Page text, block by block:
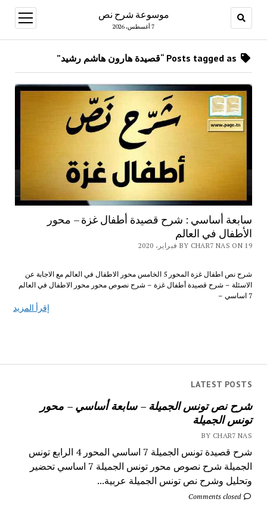
موسوعة شرح نص
7 أغسطس، 2026
open
menu
LATEST POSTS
شرح نص تونس الجميلة – سابعة أساسي – محور
تونس الجميلة
BY CHAR7 NAS
شرح قصيدة تونس الجميلة 7 اساسي المحور 4 الرابع تونس
الجميلة شرح نصوص محور تونس الجميلة 7 اساسي تحضير
وتحليل وشرح نص تونس الجميلة عربية...
Comments closed
سابعة أساسي : شرح قصيدة أطفال غزة – محور
الأطفال في العالم
BY CHAR7 NAS ON 19 فبراير، 2020
شرح نص اطفال غزة المحور 5 الخامس محور الاطفال في العالم مع الاجابة عن
الاسئلة – شرح قصيدة أطفال غزة – شرح نصوص محور محور الاطفال في العالم
7 اساسي –
إقرأ المزيد